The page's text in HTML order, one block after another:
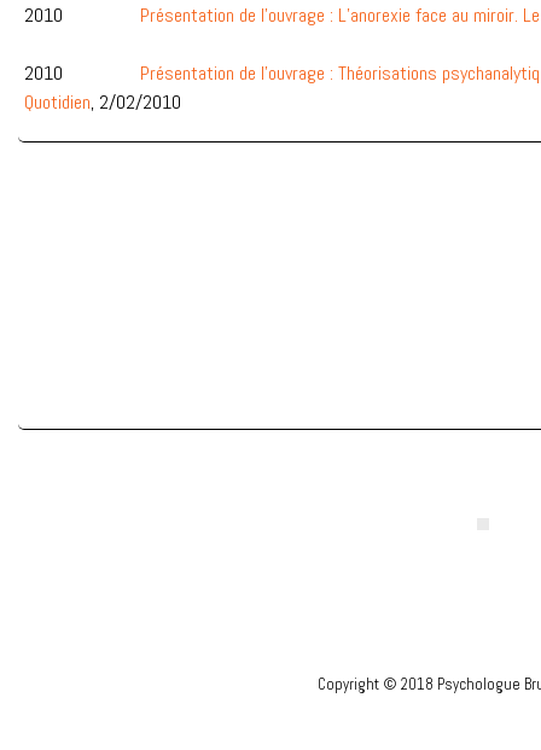
2010 Présentation de l’ouvrage : L’anorexie face au
2010 Présentation de l’ouvrage : Théorisations
Quotidien, 2/02/2010
Copyright © 2018 Psychologue